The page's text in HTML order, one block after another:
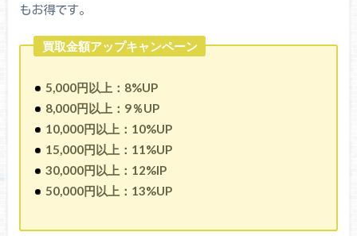
もお得です。
買取金額アップキャンペーン
5,000円以上：8%UP
8,000円以上：9％UP
10,000円以上：10%UP
15,000円以上：11%UP
30,000円以上：12%IP
50,000円以上：13%UP